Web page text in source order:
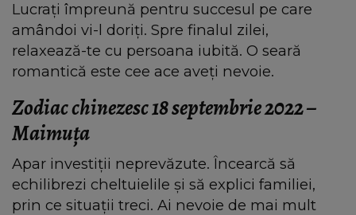
Lucrați împreună pentru succesul pe care
amândoi vi-l doriți. Spre finalul zilei,
relaxează-te cu persoana iubită. O seară
romantică este cee ace aveți nevoie.
Zodiac chinezesc 18 septembrie 2022 –
Maimuţa
Apar investiții neprevăzute. Încearcă să
echilibrezi cheltuielile și să explici familiei,
prin ce situații treci. Ai nevoie de mai mult